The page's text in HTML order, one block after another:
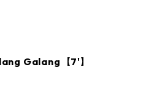
Galang【7'】